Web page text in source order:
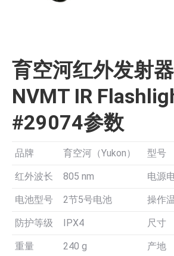
育空河红外发射
NVMT IR
#29074参数
品牌 育空河（Yukon） 型号
红外波长 805 nm 电源
电池型号 2节5号电池 操作
防护等级 IPX4 尺寸
重量 240 g 产地